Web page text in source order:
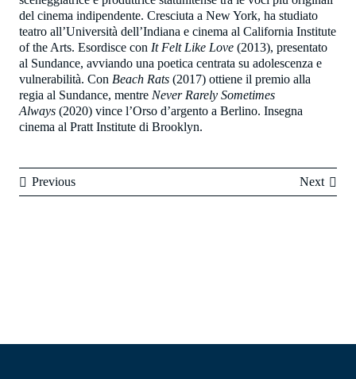
del cinema indipendente. Cresciuta a New York, ha studiato
teatro all’Università dell’Indiana e cinema al California Institute
of the Arts. Esordisce con It Felt Like Love(2013), presentato
al Sundance, avviando una poetica centrata su adolescenza e
vulnerabilità. Con Beach Rats(2017) ottiene il premio alla
regia al Sundance, mentre Never Rarely Sometimes
Always(2020) vince l’Orso d’argento a Berlino. Insegna
cinema al Pratt Institute di Brooklyn.
Previous Next